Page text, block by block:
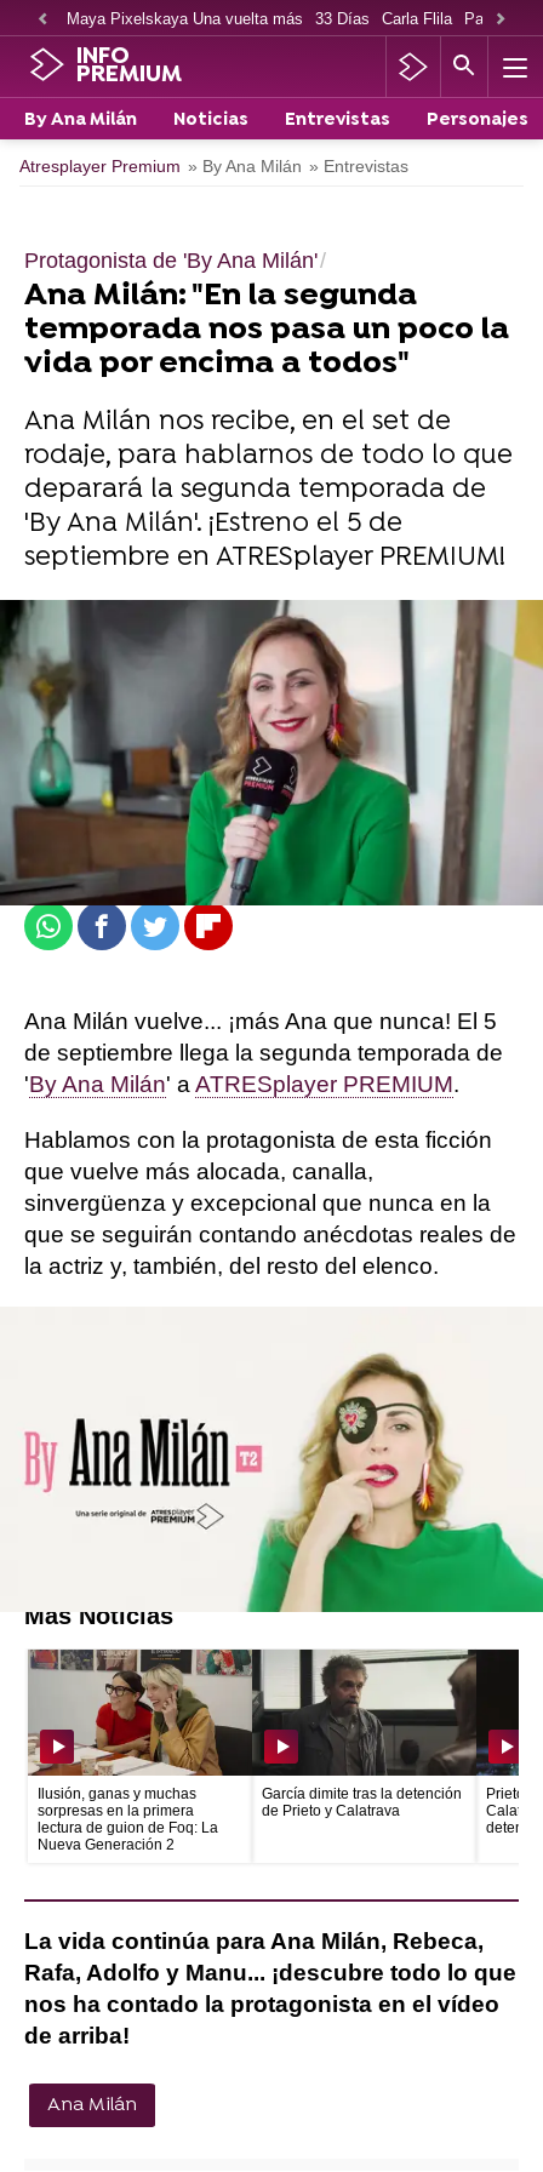
Maya Pixelskaya Una vuelta más 33 Días Carla Flila Paco
INFO
PREMIUM
By Ana Milán Noticias Entrevistas Personajes
Atresplayer Premium » By Ana Milán » Entrevistas
Protagonista de 'By Ana Milán'
Ana Milán: "En la segunda
temporada nos pasa un poco la
vida por encima a todos"
Ana Milán nos recibe, en el set de
rodaje, para hablarnos de todo lo que
deparará la segunda temporada de
'By Ana Milán'. ¡Estreno el 5 de
septiembre en ATRESplayer PREMIUM!
atresplayer
Madrid
30 de agosto de 2021, 12:57
Publicado:30 de agosto de 2021, 12:55
WhatsappFacebook
TwitterFlipboard
Ana Milán vuelve... ¡más Ana que nunca! El 5
de septiembre llega la segunda temporada de
'By Ana Milán' a ATRESplayer PREMIUM.
Hablamos con la protagonista de esta ficción
que vuelve más alocada, canalla,
sinvergüenza y excepcional que nunca en la
que se seguirán contando anécdotas reales de
la actriz y, también, del resto del elenco.
se mezcla un poco la vida real con la ficción", y
es que el reparto ya es una piña. Milán cuenta
como los actores se han hecho tan amigos y
están tan unidos que "cosas q nos pasan en la
vida real nos la llevamos a la serie, un poco
Más Noticias
Ilusión, ganas y muchas
sorpresas en la primera
lectura de guion de Foq: La
Nueva Generación 2
García dimite tras la detención
de Prieto y Calatrava
Prieto
La vida continúa para Ana Milán, Rebeca,
Rafa, Adolfo y Manu... ¡descubre todo lo que
nos ha contado la protagonista en el vídeo
de arriba!
Ana Milán